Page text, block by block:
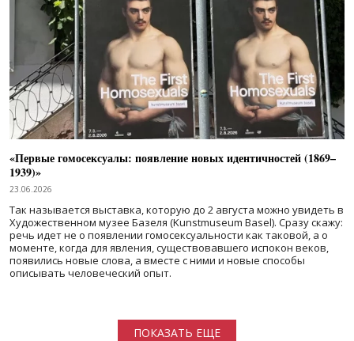
«Первые гомосексуалы: появление новых идентичностей (1869–
1939)»
23.06.2026
Так называется выставка, которую до 2 августа можно увидеть в
Художественном музее Базеля (Kunstmuseum Basel). Сразу скажу:
речь идет не о появлении гомосексуальности как таковой, а о
моменте, когда для явления, существовавшего испокон веков,
появились новые слова, а вместе с ними и новые способы
описывать человеческий опыт.
ПОКАЗАТЬ ЕЩЕ